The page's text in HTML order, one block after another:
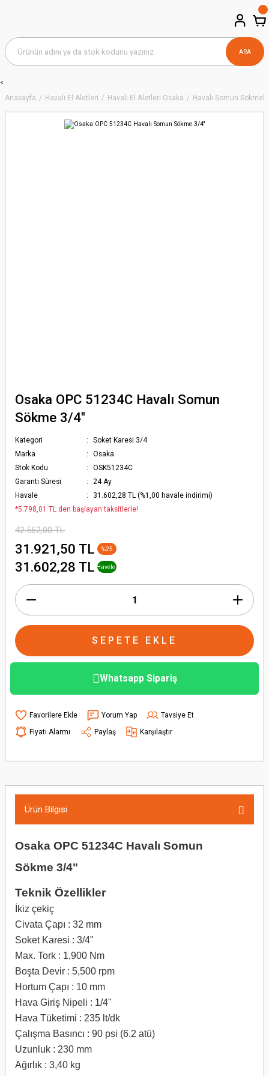
ARA
<
Anasayfa Havalı El Aletleri Havalı El Aletleri Osaka Havalı Somun
Osaka OPC 51234C Havalı Somun
Sökme 3/4''
Kategori
Soket Karesi 3/4
Marka
Osaka
Stok Kodu
OSK51234C
Garanti Süresi
24 Ay
Havale
31.602,28 TL (%1,00 havale indirimi)
*5.798,01 TL den başlayan taksitlerle!
42.562,00 TL
31.921,50 TL %25
31.602,28 TL Havele
SEPETE EKLE
Whatsapp Sipariş
Yorum Yap
Tavsiye Et
Fiyatı Alarmı
Paylaş Karşılaştır
Ürün Bilgisi
Osaka OPC 51234C Havalı Somun
Sökme 3/4"
Teknik Özellikler
İkiz çekiç
Civata Çapı : 32 mm
Soket Karesi : 3/4"
Max. Tork : 1,900 Nm
Boşta Devir : 5,500 rpm
Hortum Çapı : 10 mm
Hava Giriş Nipeli : 1/4"
Hava Tüketimi : 235 lt/dk
Çalışma Basıncı : 90 psi (6.2 atü)
Uzunluk : 230 mm
Ağırlık : 3,40 kg